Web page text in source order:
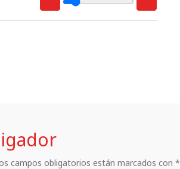
campos obligatorios están marcados con *